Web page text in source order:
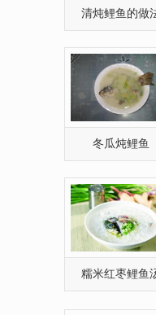
冬瓜炖鲤鱼
糯米红枣鲤鱼汤
豆瓣焖鲤鱼